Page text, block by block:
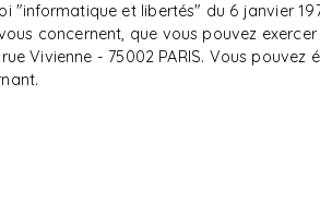
"informatique et libertés" du 6 janvier
concernent, que vous pouvez
rue Vivienne - 75002 PARIS. Vous